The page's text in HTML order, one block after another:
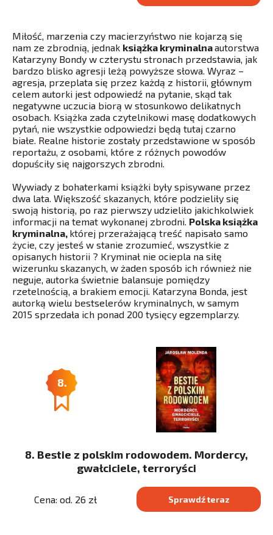
Miłość, marzenia czy macierzyństwo nie kojarzą się
nam ze zbrodnią, jednak książka kryminalnaautorstwa
Katarzyny Bondy w czterystu stronach przedstawia, jak
bardzo blisko agresji leżą powyższe słowa. Wyraz –
agresja, przeplata się przez każdą z historii, głównym
celem autorki jest odpowiedź na pytanie, skąd tak
negatywne uczucia biorą w stosunkowo delikatnych
osobach. Książka zada czytelnikowi masę dodatkowych
pytań, nie wszystkie odpowiedzi będą tutaj czarno
białe. Realne historie zostały przedstawione w sposób
reportażu, z osobami, które z różnych powodów
dopuściły się najgorszych zbrodni.
Wywiady z bohaterkami książki były spisywane przez
dwa lata. Większość skazanych, które podzieliły się
swoją historią, po raz pierwszy udzieliło jakichkolwiek
informacji na temat wykonanej zbrodni. Polska książka
kryminalna, której przerażającą treść napisało samo
życie, czy jesteś w stanie zrozumieć, wszystkie z
opisanych historii ? Kryminał nie ociepla na siłę
wizerunku skazanych, w żaden sposób ich również nie
neguje, autorka świetnie balansuje pomiędzy
rzetelnością, a brakiem emocji. Katarzyna Bonda, jest
autorką wielu bestselerów kryminalnych, w samym
2015 sprzedała ich ponad 200 tysięcy egzemplarzy.
8.
8. Bestie z polskim rodowodem. Mordercy,
gwałciciele, terroryści
Cena: od. 26 zł Sprawdź teraz